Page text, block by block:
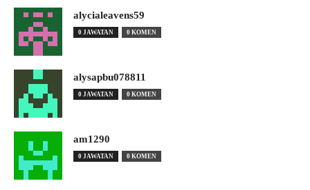
alycialeavens59
0 JAWATAN 0 KOMEN
alysapbu078811
0 JAWATAN 0 KOMEN
am1290
0 JAWATAN 0 KOMEN